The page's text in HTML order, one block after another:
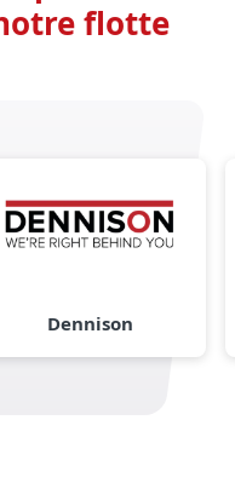
flotte
Dennison